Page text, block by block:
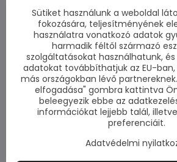
Sütiket használunk a weboldal
fokozására, teljesítményének
használatra vonatkozó adatok
harmadik féltől származó
szolgáltatásokat használhatunk,
adatokat továbbíthatjuk az EU-ban,
más országokban lévő
elfogadása" gombra kattintva
beleegyezik ebbe az
információkat lejjebb talál,
preferenciáit.
Adatvédelmi